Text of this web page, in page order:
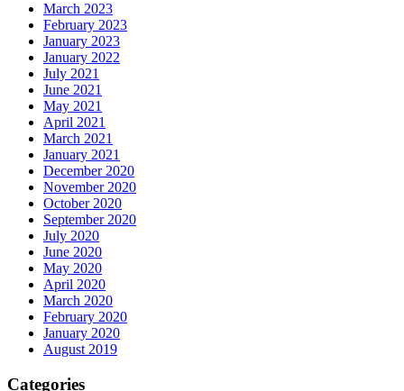
March 2023
February 2023
January 2023
January 2022
July 2021
June 2021
May 2021
April 2021
March 2021
January 2021
December 2020
November 2020
October 2020
September 2020
July 2020
June 2020
May 2020
April 2020
March 2020
February 2020
January 2020
August 2019
Categories